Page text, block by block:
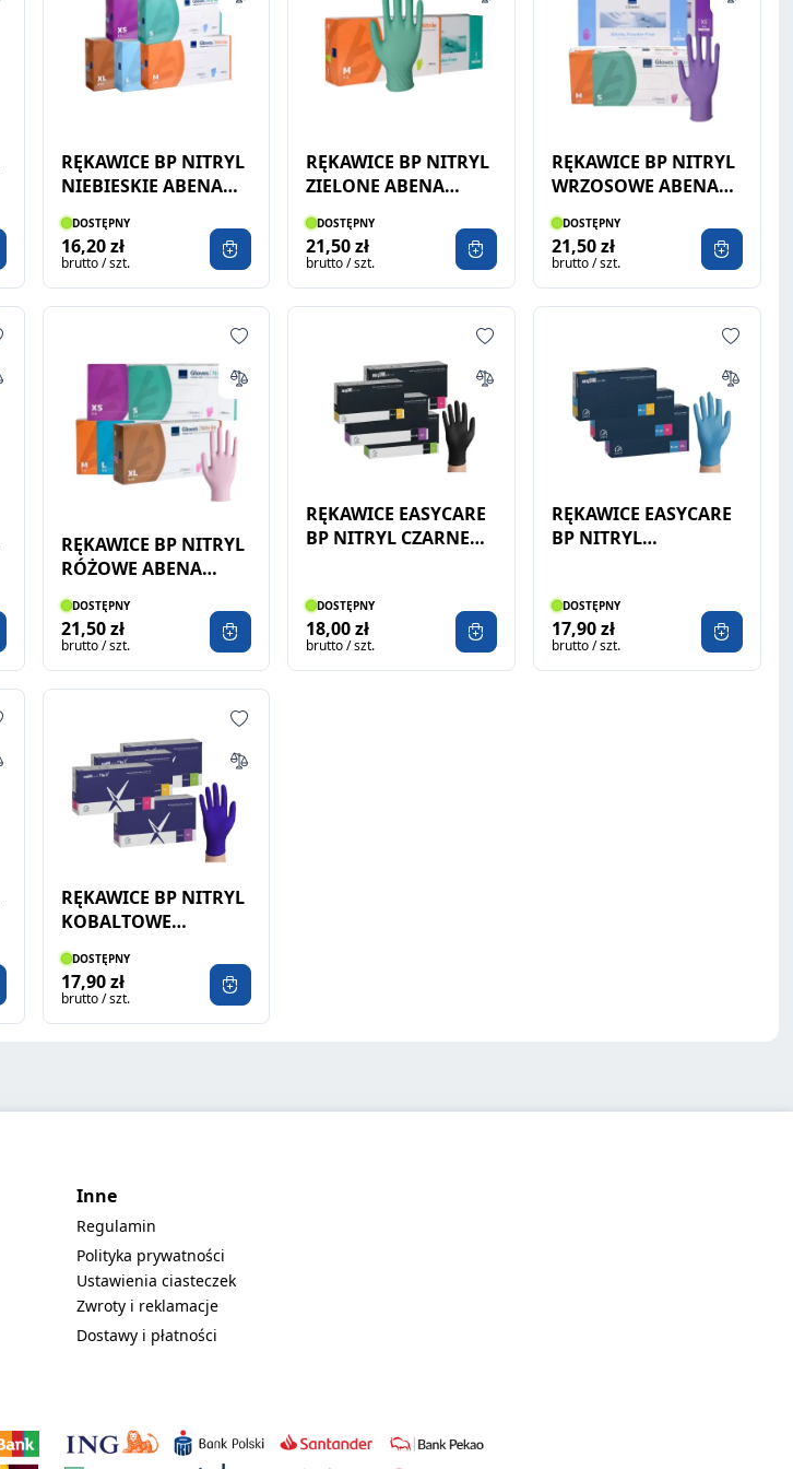
RĘKAWICE BP NITRYL
NIEBIESKIE ABENA
100SZT
DOSTĘPNY
16,20 zł
brutto / szt.
RĘKAWICE BP NITRYL
ZIELONE ABENA
100SZT
DOSTĘPNY
21,50 zł
brutto / szt.
RĘKAWICE BP NITRYL
WRZOSOWE ABENA
100SZT
DOSTĘPNY
21,50 zł
brutto / szt.
RĘKAWICE BP NITRYL
RÓŻOWE ABENA
100SZT
DOSTĘPNY
21,50 zł
brutto / szt.
RĘKAWICE EASYCARE
BP NITRYL CZARNE
DOSTĘPNY
18,00 zł
brutto / szt.
RĘKAWICE EASYCARE
BP NITRYL
DOSTĘPNY
17,90 zł
brutto / szt.
RĘKAWICE BP NITRYL
KOBALTOWE
EASYCARE 100SZT
DOSTĘPNY
17,90 zł
brutto / szt.
Inne
Regulamin
Polityka prywatności
Ustawienia ciasteczek
Zwroty i reklamacje
Dostawy i płatności